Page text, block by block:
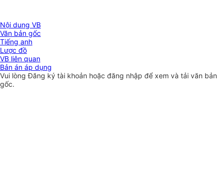
Nội dung VB
Văn bản gốc
Tiếng anh
Lược đồ
VB liên quan
Bản án áp dụng
Vui lòngĐăng ký tài khoản hoặc đăng nhập để xem và tải văn bản
gốc.